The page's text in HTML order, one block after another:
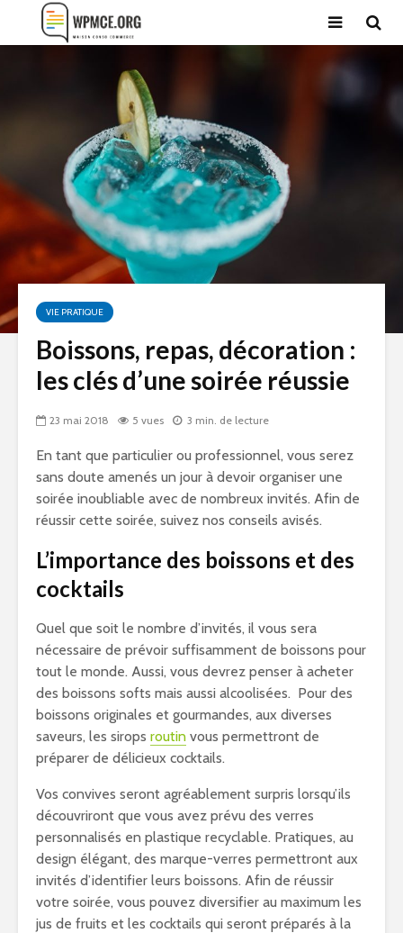
VIE PRATIQUE
Boissons, repas, décoration :
les clés d’une soirée réussie
23 mai 2018 5 vues 3 min. de lecture
En tant que particulier ou professionnel, vous serez
sans doute amenés un jour à devoir organiser une
soirée inoubliable avec de nombreux invités. Afin de
réussir cette soirée, suivez nos conseils avisés.
L’importance des boissons et des
cocktails
Quel que soit le nombre d’invités, il vous sera
nécessaire de prévoir suffisamment de boissons pour
tout le monde. Aussi, vous devrez penser à acheter
des boissons softs mais aussi alcoolisées. Pour des
boissons originales et gourmandes, aux diverses
saveurs, les sirops routin vous permettront de
préparer de délicieux cocktails.
Vos convives seront agréablement surpris lorsqu’ils
découvriront que vous avez prévu des verres
personnalisés en plastique recyclable. Pratiques, au
design élégant, des marque-verres permettront aux
invités d’identifier leurs boissons. Afin de réussir
votre soirée, vous pouvez diversifier au maximum les
jus de fruits et les cocktails qui seront préparés à la